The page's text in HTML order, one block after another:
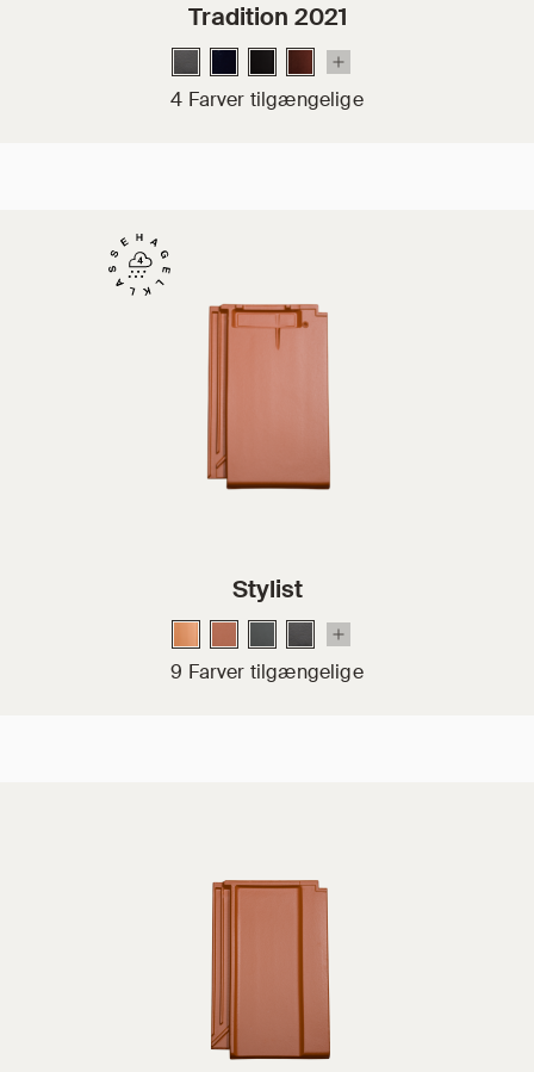
Tradition 2021
4 Farver tilgængelige
Stylist
9 Farver tilgængelige